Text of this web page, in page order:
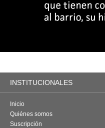
INSTITUCIONALES
Inicio
Quiénes somos
Suscripción